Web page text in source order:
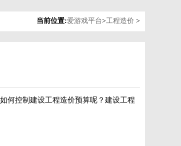
当前位置:爱游戏平台>工程造价 >
何控制建设工程造价预算呢？建设工程